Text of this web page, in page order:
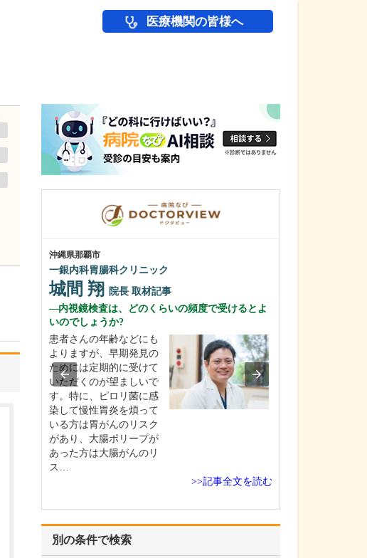
医療機関の皆様へ
別の条件で検索
沖縄県那覇市
一銀内科胃腸科クリニック
城間 翔 院長 取材記事
内視鏡検査は、どのくらいの頻度で受けるとよ
いのでしょうか?
患者さんの年齢などにも
よりますが、早期発見の
ためには定期的に受けて
いただくのが望ましいで
す。特に、ピロリ菌に感
染して慢性胃炎を煩って
いる方は胃がんのリスク
があり、大腸ポリープが
あった方は大腸がんのリ
ス…
>>記事全文を読む